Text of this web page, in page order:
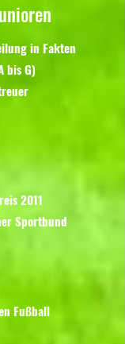
in Fakten
bis G)
2011
Sportbund
Fußball